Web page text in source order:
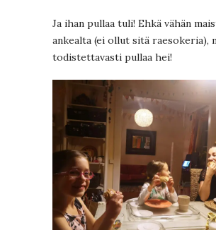
Ja ihan pullaa tuli! Ehkä vähän
ankealta (ei ollut sitä raesokeria),
todistettavasti pullaa hei!